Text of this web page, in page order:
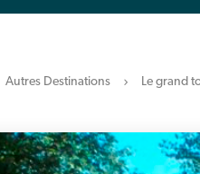
Autres Destinations Le grand